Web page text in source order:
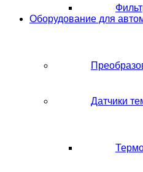
Оборудование для
Датчики